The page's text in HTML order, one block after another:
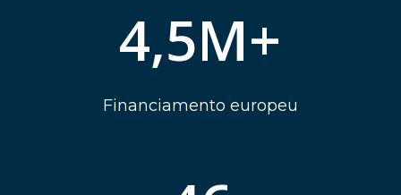
4,5M+
Financiamento europeu